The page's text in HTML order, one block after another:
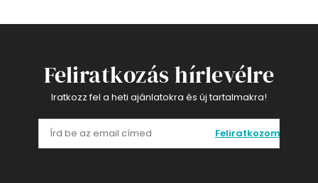
Feliratkozás hírlevélre
Iratkozz fel a heti ajánlatokra és új tartalmakra!
Feliratkozom